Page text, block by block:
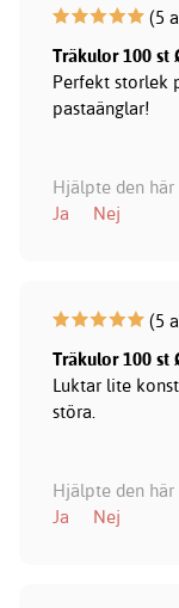
(5
Träkulor 100 st
Perfekt storlek
pastaänglar!
Hjälpte den här
Ja
Nej
(5
Träkulor 100 st
Luktar lite
störa.
Hjälpte den här
Ja
Nej